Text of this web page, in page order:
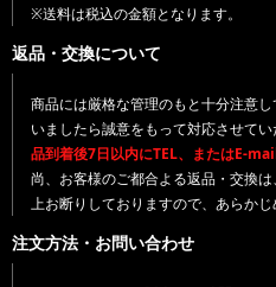
※送料は税込の金額となります。
返品・交換について
商品には厳格な管理のもと十分注意
いましたら誠意をもって対応させてい
品到着後7日以内にTEL、またはE-
尚、お客様のご都合よる返品・交換
上お断りしておりますので、あらかじ
注文方法・お問い合わせ